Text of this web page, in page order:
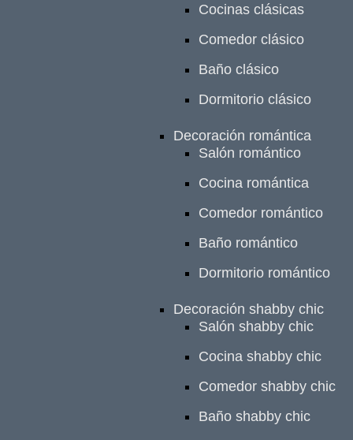
Cocinas clásicas
Comedor clásico
Baño clásico
Dormitorio clásico
Decoración romántica
Salón romántico
Cocina romántica
Comedor romántico
Baño romántico
Dormitorio romántico
Decoración shabby chic
Salón shabby chic
Cocina shabby chic
Comedor shabby chic
Baño shabby chic